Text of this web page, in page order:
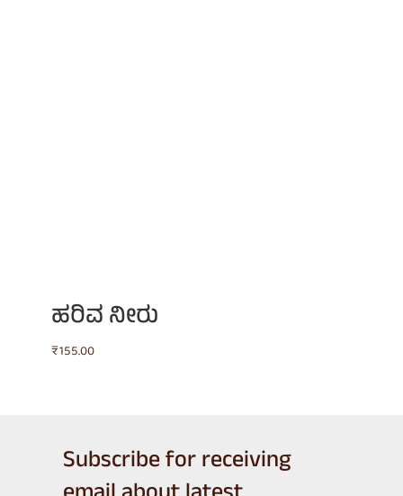
ಹರಿವ ನೀರು
₹155.00
Subscribe for receiving